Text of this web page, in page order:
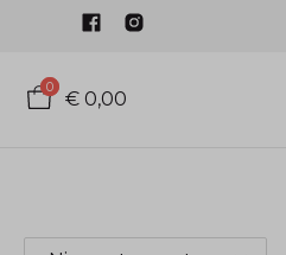
0
€ 0,00